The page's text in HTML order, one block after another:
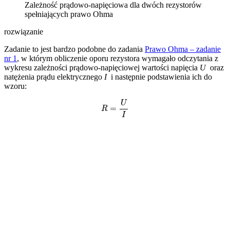
Zależność prądowo-napięciowa dla dwóch rezystorów
spełniających prawo Ohma
rozwiązanie
Zadanie to jest bardzo podobne do zadania Prawo Ohma – zadanie
nr 1 , w którym obliczenie oporu rezystora wymagało odczytania z
wykresu zależności prądowo-napięciowej wartości napięcia Uoraz
natężenia prądu elektrycznego Ii następnie podstawienia ich do
wzoru:
UI